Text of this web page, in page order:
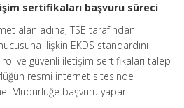
sertifikaları başvuru süreci
alan adına, TSE tarafından
ilişkin EKDS standardını
rol ve güvenli iletişim sertifikaları talep
resmi internet sitesinde
Müdürlüğe başvuru yapar.